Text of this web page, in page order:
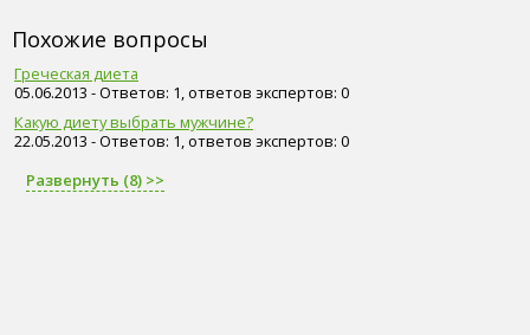
Похожие вопросы
Греческая диета
05.06.2013 - Ответов: 1, ответов экспертов: 0
Какую диету выбрать мужчине?
22.05.2013 - Ответов: 1, ответов экспертов: 0
Развернуть (8) >>